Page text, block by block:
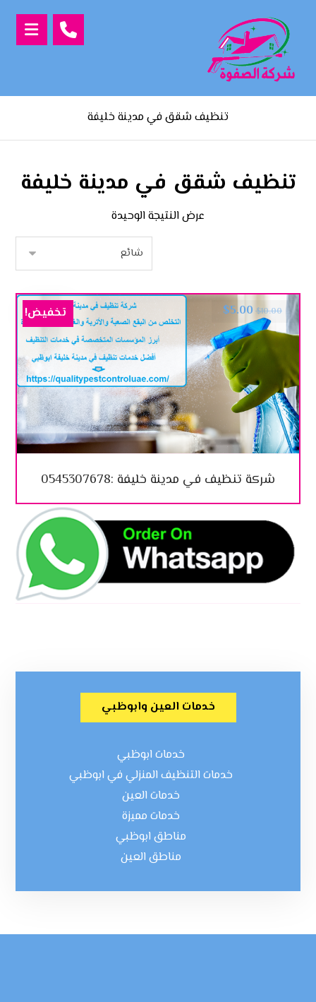
تنظيف شقق في مدينة خليفة
تنظيف شقق في مدينة خليفة
عرض النتيجة الوحيدة
شركة تنظيف في مدينة خليفة :0545307678
$10.00
$5.00 تخفيض!
خدمات العين وابوظبي
خدمات ابوظبي
خدمات التنظيف المنزلي في ابوظبي
خدمات العين
خدمات مميزة
مناطق ابوظبي
مناطق العين